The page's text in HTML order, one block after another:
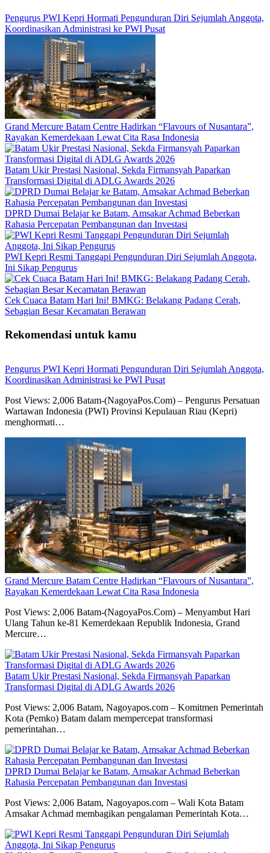
Pengurus PWI Kepri Hormati Pengunduran Diri Sejumlah Anggota,
Koordinasikan Administrasi ke PWI Pusat
Grand Mercure Batam Centre Hadirkan “Flavours of Nusantara”,
Rayakan Kemerdekaan Lewat Cita Rasa Indonesia
Batam Ukir Prestasi Nasional, Sekda Firmansyah Paparkan
Transformasi Digital di ADLG Awards 2026
DPRD Dumai Belajar ke Batam, Amsakar Achmad Beberkan
Rahasia Percepatan Pembangunan dan Investasi
PWI Kepri Resmi Tanggapi Pengunduran Diri Sejumlah Anggota,
Ini Sikap Pengurus
Cek Cuaca Batam Hari Ini! BMKG: Belakang Padang Cerah,
Sebagian Besar Kecamatan Berawan
Rekomendasi untuk kamu
Pengurus PWI Kepri Hormati Pengunduran Diri Sejumlah Anggota,
Koordinasikan Administrasi ke PWI Pusat
Post Views: 2,006 Batam-(NagoyaPos.Com) – Pengurus Persatuan
Wartawan Indonesia (PWI) Provinsi Kepulauan Riau (Kepri)
menghormati…
Grand Mercure Batam Centre Hadirkan “Flavours of Nusantara”,
Rayakan Kemerdekaan Lewat Cita Rasa Indonesia
Post Views: 2,006 Batam-(NagoyaPos.Com) – Menyambut Hari
Ulang Tahun ke-81 Kemerdekaan Republik Indonesia, Grand
Mercure…
Batam Ukir Prestasi Nasional, Sekda Firmansyah Paparkan
Transformasi Digital di ADLG Awards 2026
Post Views: 2,006 Batam, Nagoyapos.com – Komitmen Pemerintah
Kota (Pemko) Batam dalam mempercepat transformasi
pemerintahan…
DPRD Dumai Belajar ke Batam, Amsakar Achmad Beberkan
Rahasia Percepatan Pembangunan dan Investasi
Post Views: 2,006 Batam, Nagoyapos.com – Wali Kota Batam
Amsakar Achmad membagikan pengalaman Pemerintah Kota…